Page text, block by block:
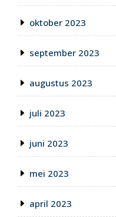
oktober 2023
september 2023
augustus 2023
juli 2023
juni 2023
mei 2023
april 2023